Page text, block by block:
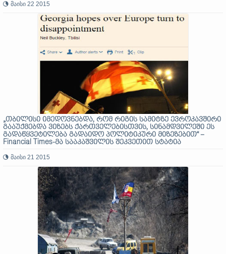
მაისი 22 2015
„თბილისი იმედოვნებდა, რომ რიგის სამიტზე ევროკავშირი
გააუქმებდა ვიზებს ქართველებისთვის, სინამდვილეში ეს
გადაწყვეტილება გადაიდო პოლიტიკური მიზეზებით“ –
Financial Times-მა სააკაშვილის შეკვეთით სტატია
მაისი 21 2015